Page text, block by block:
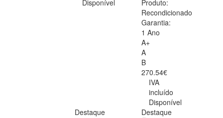
Disponível
Produto:
Recondicionado
Garantia:
1 Ano
A+
A
B
270.54€
IVA
incluído
Disponível
Destaque
Destaque